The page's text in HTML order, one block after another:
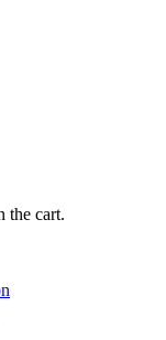
the cart.